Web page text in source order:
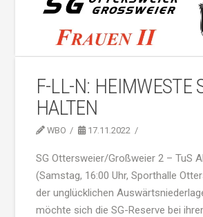
F-LL-N: HEIMWESTE
HALTEN
WBO 17.11.2022
SG Ottersweier/Großweier 2 – TuS
(Samstag, 16:00 Uhr, Sporthalle
der unglücklichen
möchte sich die SG-Reserve bei